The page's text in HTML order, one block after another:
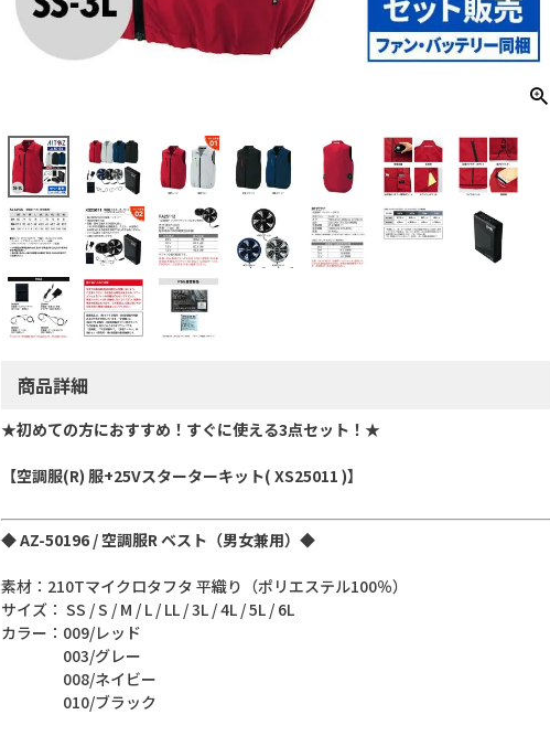
商品詳細
★初めての方におすすめ！すぐに使える3点セット！★
【空調服(R) 服+25Vスターターキット( XS25011 )】
◆ AZ-50196 / 空調服R ベスト（男女兼用）◆
素材：210Tマイクロタフタ 平織り（ポリエステル100％）
サイズ： SS / S / M / L / LL / 3L / 4L / 5L / 6L
カラー：009/レッド
003/グレー
008/ネイビー
010/ブラック